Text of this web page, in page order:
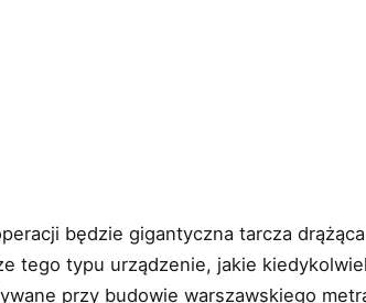
będzie gigantyczna tarcza
tego typu urządzenie, jakie
przy budowie warszawskiego